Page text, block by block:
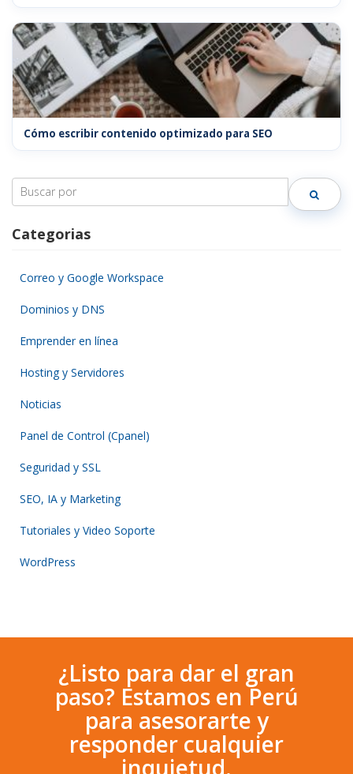
Cómo escribir contenido optimizado para SEO
Search
for:
Categorias
Correo y Google Workspace
Dominios y DNS
Emprender en línea
Hosting y Servidores
Noticias
Panel de Control (Cpanel)
Seguridad y SSL
SEO, IA y Marketing
Tutoriales y Video Soporte
WordPress
¿Listo para dar el gran
paso? Estamos en Perú
para asesorarte y
responder cualquier
inquietud.